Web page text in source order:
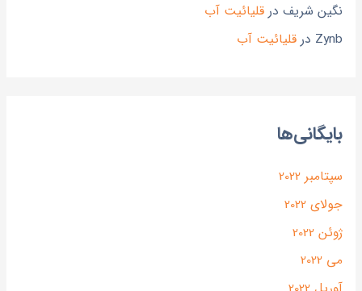
نگین شریفدر قلیائیت آب
Zynb در قلیائیت آب
بایگانی‌ها
سپتامبر 2022
جولای 2022
ژوئن 2022
می 2022